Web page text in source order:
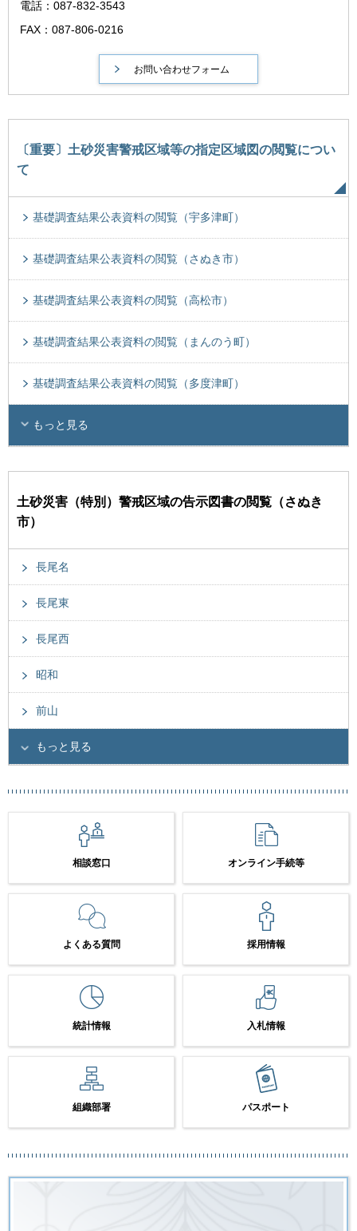
電話：087-832-3543
FAX：087-806-0216
〔重要〕土砂災害警戒区域等の指定区域図の閲覧につい
て
基礎調査結果公表資料の閲覧（宇多津町）
基礎調査結果公表資料の閲覧（さぬき市）
基礎調査結果公表資料の閲覧（高松市）
基礎調査結果公表資料の閲覧（まんのう町）
基礎調査結果公表資料の閲覧（多度津町）
もっと見る
土砂災害（特別）警戒区域の告示図書の閲覧（さぬき
市）
長尾名
長尾東
長尾西
昭和
前山
もっと見る
相談窓口 オンライン手続等
よくある質問 採用情報
統計情報 入札情報
組織部署 パスポート